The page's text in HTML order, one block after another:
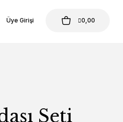
Üye Girişi 0,00
Seti